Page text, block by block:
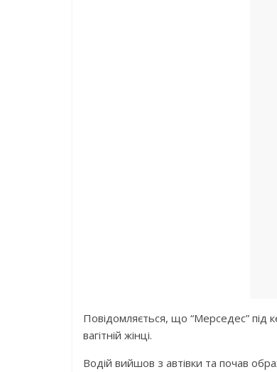
Повідомляється, що “Мерседес” під
вагітній жінці.
Водій вийшов з автівки та почав